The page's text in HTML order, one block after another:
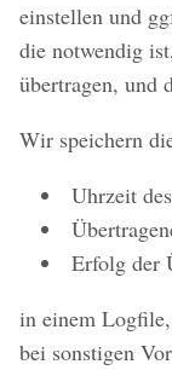
einstellen und
die notwendig
übertragen, und
Wir speichern
Uhrzeit
Erfolg der
in einem
bei sonstigen